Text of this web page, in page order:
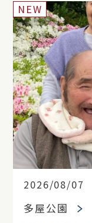
2026/08/07
NEW
多屋公園